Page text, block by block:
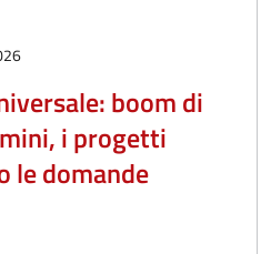
boom di
i progetti
le domande